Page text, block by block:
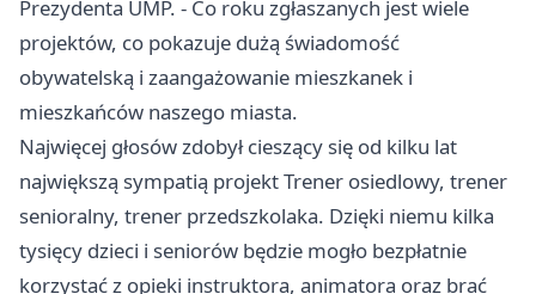
Prezydenta UMP. - Co roku zgłaszanych jest wiele
projektów, co pokazuje dużą świadomość
obywatelską i zaangażowanie mieszkanek i
mieszkańców naszego miasta.
Najwięcej głosów zdobył cieszący się od kilku lat
największą sympatią projekt Trener osiedlowy, trener
senioralny, trener przedszkolaka. Dzięki niemu kilka
tysięcy dzieci i seniorów będzie mogło bezpłatnie
korzystać z opieki instruktora, animatora oraz brać